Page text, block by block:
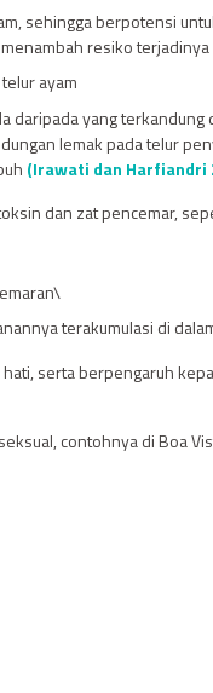
sehingga berpotensi
resiko
ayam
yang
lemak pada telur
(Irawati dan Harfiandri
dan zat pencemar,
terakumulasi di
serta berpengaruh
contohnya di Boa